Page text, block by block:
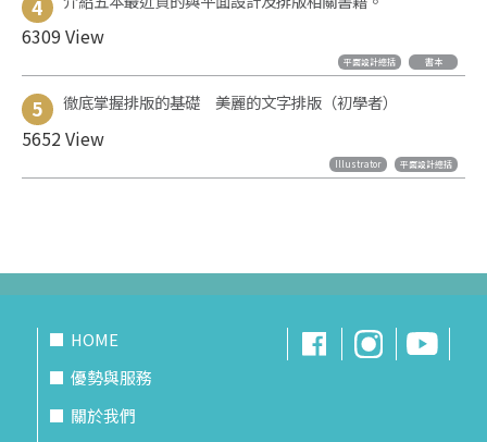
4
6309 View
平面設計總括 書本
5 徹底掌握排版的基礎 美麗的文字排版（初學者）
5652 View
Illustrator 平面設計總括
HOME
優勢與服務
關於我們